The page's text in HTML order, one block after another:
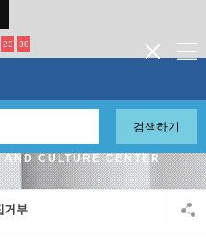
23 30
검색하기
OF EDUCATION JEONJU
CULTURE CENTER
거부